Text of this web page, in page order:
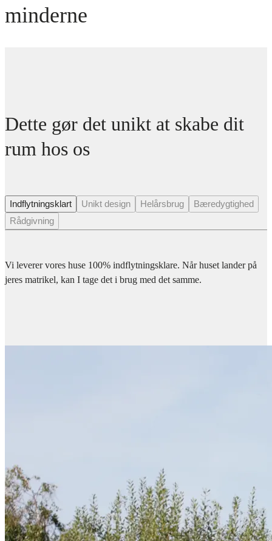
minderne
Dette gør det unikt at skabe dit
rum hos os
Indflytningsklart Unikt design Helårsbrug
Bæredygtighed
Rådgivning
Vi leverer vores huse 100% indflytningsklare. Når huset lander på
jeres matrikel, kan I tage det i brug med det samme.